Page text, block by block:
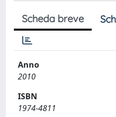
Scheda breve
Anno
2010
ISBN
1974-4811